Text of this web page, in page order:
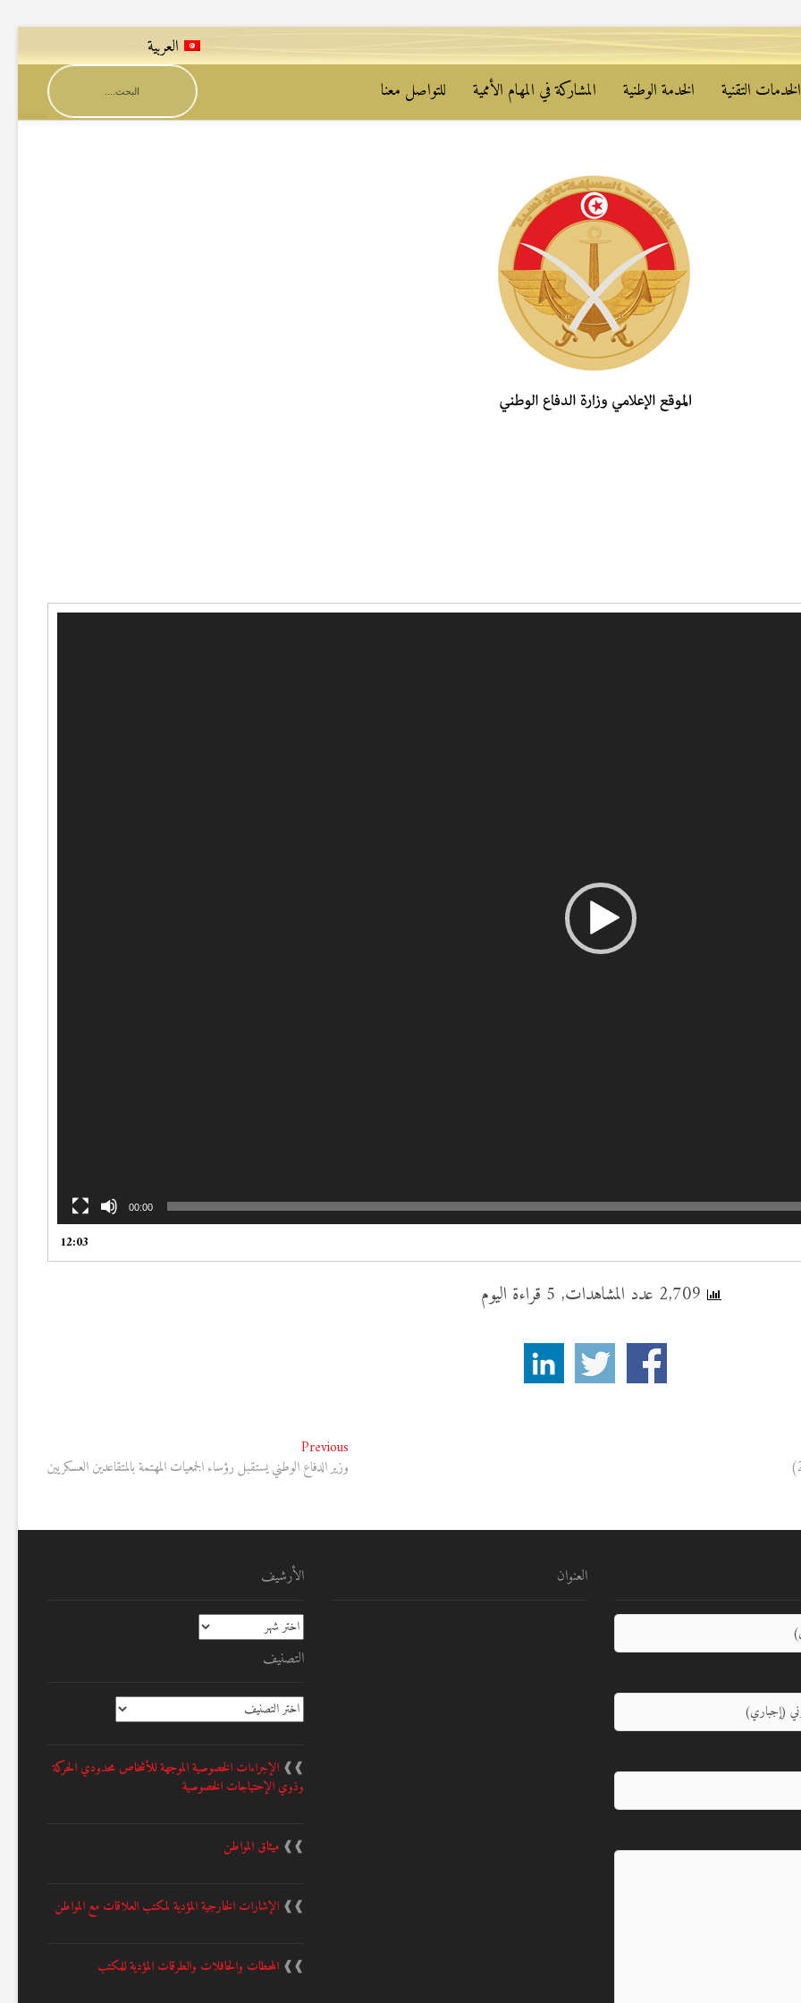
العربية
الخدمات التقنية الخدمة الوطنية المشاركة في المهام الأممية للتواصل معنا
00:00
12:03
Previous
Previous
post:
وزير الدفاع الوطني يستقبل رؤساء الجمعيات المهتمة بالمتقاعدين العسكريين
العنوان الأرشيف
الأرشيف
التصنيف
التصنيف
❱❱الإجراءات الخصوصية الموجهة للأشخاص محدودي الحركة
وذوي الإحتياجات الخصوصية
❱❱ميثاق المواطن
❱❱الإشارات الخارجية المؤدية لمكتب العلاقات مع المواطن
❱❱المحطات والحافلات والطرقات المؤدية للمكتب